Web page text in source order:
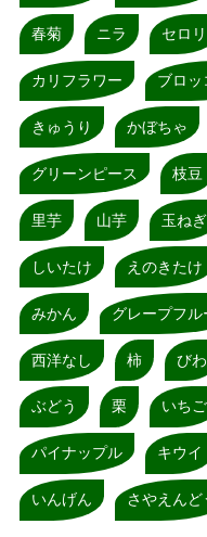
春菊 ニラ セロリ
カリフラワー ブロッ
きゅうり かぼちゃ
グリーンピース 枝豆
里芋 山芋 玉ねぎ
しいたけ えのきたけ
みかん グレープフル
西洋なし 柿 びわ
ぶどう 栗 いちご
パイナップル キウイ
いんげん さやえんど